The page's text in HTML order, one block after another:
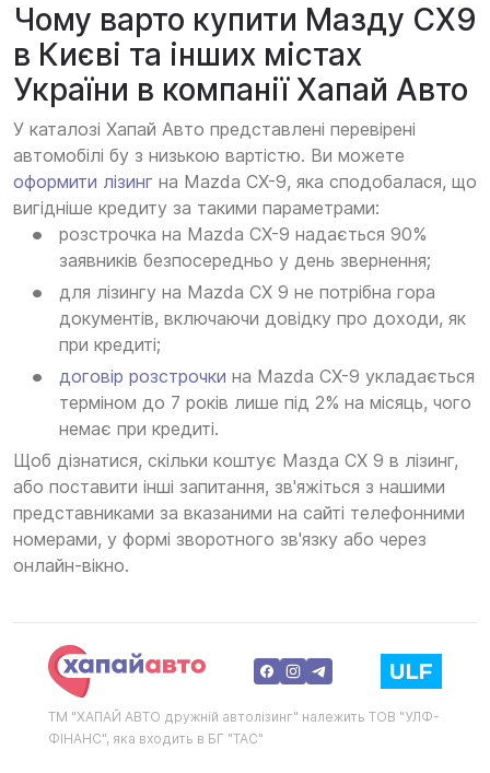
Чому варто купити Мазду СХ9
в Києві та інших містах
України в компанії Хапай Авто
У каталозі Хапай Авто представлені перевірені
автомобілі бу з низькою вартістю. Ви можете
оформити лізинг на Mazda CX-9, яка сподобалася, що
вигідніше кредиту за такими параметрами:
розстрочка на Mazda CX-9 надається 90%
заявників безпосередньо у день звернення;
для лізингу на Mazda СХ 9 не потрібна гора
документів, включаючи довідку про доходи, як
при кредиті;
договір розстрочки на Mazda CX-9 укладається
терміном до 7 років лише під 2% на місяць, чого
немає при кредиті.
Щоб дізнатися, скільки коштує Мазда СХ 9 в лізинг,
або поставити інші запитання, зв'яжіться з нашими
представниками за вказаними на сайті телефонними
номерами, у формі зворотного зв'язку або через
онлайн-вікно.
ТМ "ХАПАЙ АВТО дружній автолізинг" належить ТОВ "УЛФ-
ФІНАНС", яка входить в БГ "ТАС"